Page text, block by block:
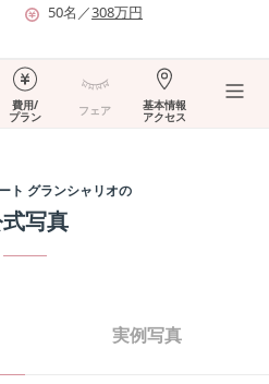
50名 ／308万円
費用/
プラン フェア 基本情報
アクセス
ト グランシャリオの
写真
実例写真